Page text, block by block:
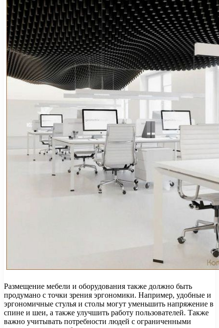
Размещение мебели и оборудования также должно быть
продумано с точки зрения эргономики. Например, удобные и
эргономичные стулья и столы могут уменьшить напряжение в
спине и шеи, а также улучшить работу пользователей. Также
важно учитывать потребности людей с ограниченными